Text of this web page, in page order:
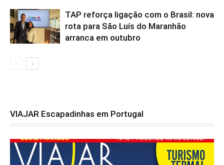
TAP reforça ligação com o Brasil: nova
rota para São Luís do Maranhão
arranca em outubro
VIAJAR Escapadinhas em Portugal